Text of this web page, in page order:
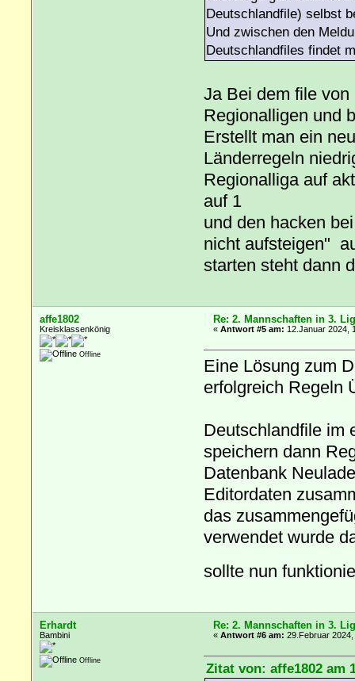
Deutschlandfile) selbst
Und zwischen den
Deutschlandfiles findet
Ja Bei dem file
Regionalligen und
Erstellt man ein
Länderregeln
Regionalliga auf
auf 1
und den hacken
nicht aufsteigen"
starten steht dann
affe1802
Kreisklassenkönig
Offline
Re: 2. Mannschaften in 3.
«Antwort #5 am: 12.Januar 2024,
Eine Lösung zum
erfolgreich Regeln
Deutschlandfile im
speichern dann
Datenbank
Editordaten
das
verwendet wurde
sollte nun
Erhardt
Bambini
Offline
Re: 2. Mannschaften in 3.
«Antwort #6 am: 29.Februar
Zitat von: affe1802 am